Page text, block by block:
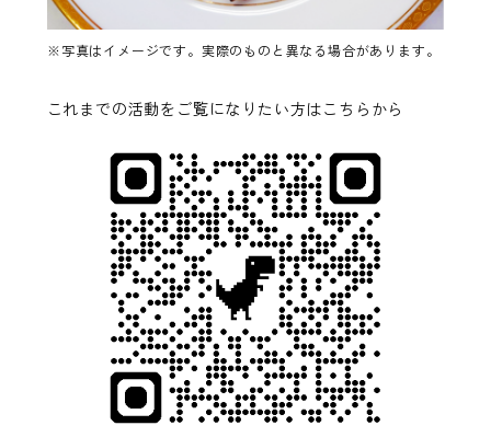
※写真はイメージです。実際のものと異なる場合があります。
これまでの活動をご覧になりたい方はこちら から